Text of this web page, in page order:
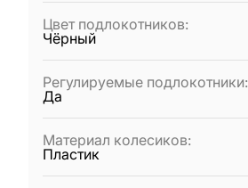
Цвет подлокотников:
Чёрный
Регулируемые подлокотники:
Да
Материал колесиков:
Пластик